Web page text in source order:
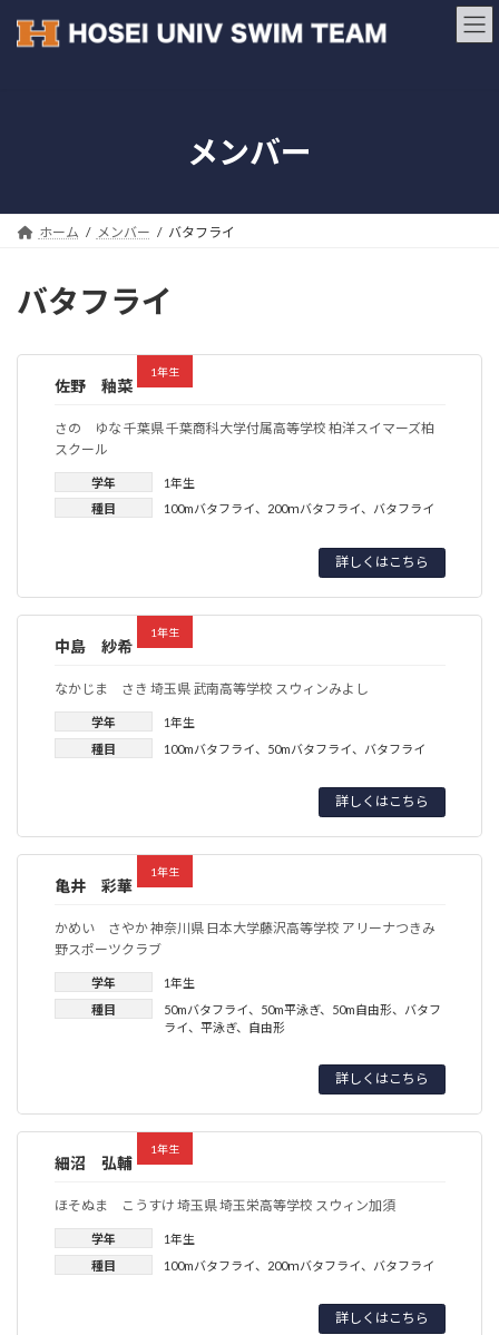
プ
動
メンバー
ホーム メンバー バタフライ
バタフライ
1年生
佐野 釉菜
さの ゆな 千葉県 千葉商科大学付属高等学校 柏洋スイマーズ柏
スクール
学年
1年生
種目
100mバタフライ、 200ｍバタフライ、 バタフライ
詳しくはこちら
1年生
中島 紗希
なかじま さき 埼玉県 武南高等学校 スウィンみよし
学年
1年生
種目
100mバタフライ、 50mバタフライ、 バタフライ
詳しくはこちら
1年生
亀井 彩華
かめい さやか 神奈川県 日本大学藤沢高等学校 アリーナつきみ
野スポーツクラブ
学年
1年生
種目
50mバタフライ、 50m平泳ぎ、 50m自由形、
バタフ
ライ、 平泳ぎ、 自由形
詳しくはこちら
1年生
細沼 弘輔
ほそぬま こうすけ 埼玉県 埼玉栄高等学校 スウィン加須
学年
1年生
種目
100mバタフライ、 200ｍバタフライ、 バタフライ
詳しくはこちら